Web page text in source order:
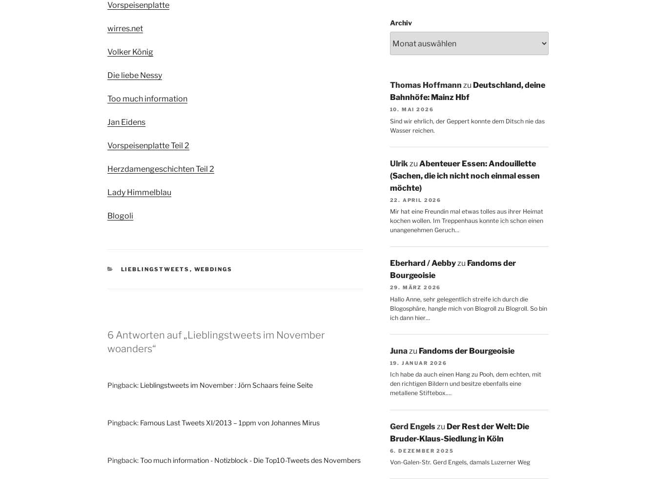
Vorspeisenplatte
wirres.net
Volker König
Die liebe Nessy
Too much information
Jan Eidens
Vorspeisenplatte Teil 2
Herzdamengeschichten Teil 2
Lady Himmelblau
Blogoli
KATEGORIEN
LIEBLINGSTWEETS , WEBDINGS
6 Antworten auf „Lieblingstweets im November
woanders“
Pingback: Lieblingstweets im November : Jörn Schaars feine Seite
Pingback: Famous Last Tweets XI/2013 – 1ppm von Johannes Mirus
Pingback:Too much information - Notizblock - Die Top10-Tweets des Novembers
Archiv
Thomas Hoffmann zu Deutschland, deine
Bahnhöfe: Mainz Hbf
10. MAI 2026
Sind wir ehrlich, der Geppert konnte dem Ditsch nie das
Wasser reichen.
Ulrikzu Abenteuer Essen: Andouillette
(Sachen, die ich nicht noch einmal essen
möchte)
22. APRIL 2026
Mir hat eine Freundin mal etwas tolles aus ihrer Heimat
kochen wollen. Im Treppenhaus konnte ich schon einen
unangenehmen Geruch…
Eberhard / Aebbyzu Fandoms der
Bourgeoisie
29. MÄRZ 2026
Hallo Anne, sehr gelegentlich streife ich durch die
Blogosphäre, hangle mich von Blogroll zu Blogroll. So bin
ich dann hier…
Junazu Fandoms der Bourgeoisie
19. JANUAR 2026
Ich habe da auch einen Hang zu Pooh, dem echten, mit
den richtigen Bildern und besitze ebenfalls eine
metallene Stiftebox.…
Gerd Engelszu Der Rest der Welt: Die
Bruder-Klaus-Siedlung in Köln
6. DEZEMBER 2025
Von-Galen-Str. Gerd Engels, damals Luzerner Weg